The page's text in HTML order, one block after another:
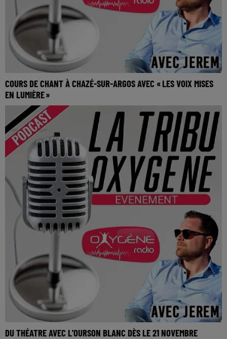
COURS DE CHANT À CHAZÉ-SUR-ARGOS AVEC « LES VOIX MISES
EN LUMIÈRE »
La Tribu Oxygène By Jerem
DU THÉATRE AVEC L'OURSON BLANC DÈS LE 21 NOVEMBRE